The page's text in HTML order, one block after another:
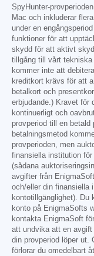
SpyHunter-
Mac och inkluderar
under en
funktioner för att
skydd för att aktivt
tillgång till vårt
kommer inte att
kreditkort krävs för att
betalkort och
erbjudande.) Kravet för
kontinuerligt och
provperiod till en
betalningsmetod
provperioden, men
finansiella institution
(sådana
avgifter från
och/eller din finansiella
kontotillgänglighet).
konto på EnigmaSofts
kontakta EnigmaSoft
att undvika att en
din provperiod löper ut.
förlorar du omedelbart